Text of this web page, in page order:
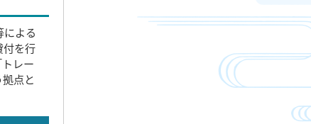
よる
付を行
レー
点と